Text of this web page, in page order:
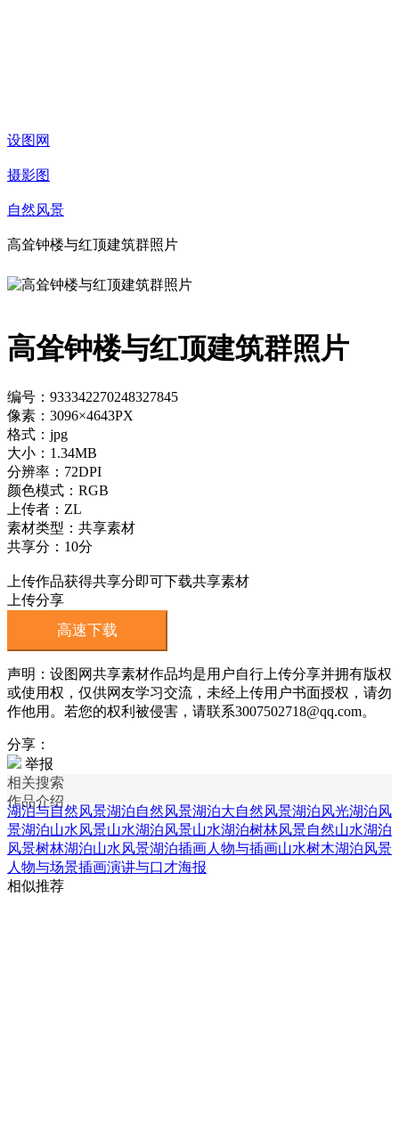
设图网
摄影图
自然风景
高耸钟楼与红顶建筑群照片
高耸钟楼与红顶建筑群照片
编号：933342270248327845
像素：3096×4643PX
格式：jpg
大小：1.34MB
分辨率：72DPI
颜色模式：RGB
上传者：ZL
素材类型：共享素材
共享分：10分
上传作品获得共享分即可下载共享素材
上传分享
高速下载
声明：设图网共享素材作品均是用户自行上传分享并拥有版权
或使用权，仅供网友学习交流，未经上传用户书面授权，请勿
作他用。若您的权利被侵害，请联系3007502718@qq.com。
分享：
举报
相关搜索
作品介绍
湖泊与自然风景湖泊自然风景湖泊大自然风景湖泊风光湖泊风
景湖泊山水风景山水湖泊风景山水湖泊树林风景自然山水湖泊
风景树林湖泊山水风景湖泊插画人物与插画山水树木湖泊风景
人物与场景插画演讲与口才海报
相似推荐